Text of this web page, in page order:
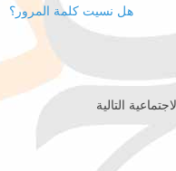
هل نسيت كلمة المرور؟
التالية